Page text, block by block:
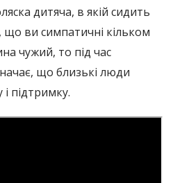
дитяча, в якій сидить
ви симпатичні кільком
чужий, то під час
що близькі люди
підтримку.